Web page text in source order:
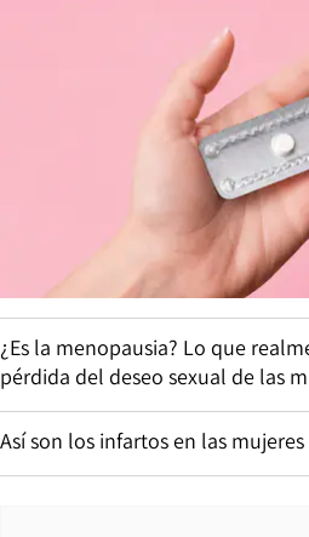
¿Es la menopausia? Lo que
pérdida del deseo sexual de las
Así son los infartos en las mujeres